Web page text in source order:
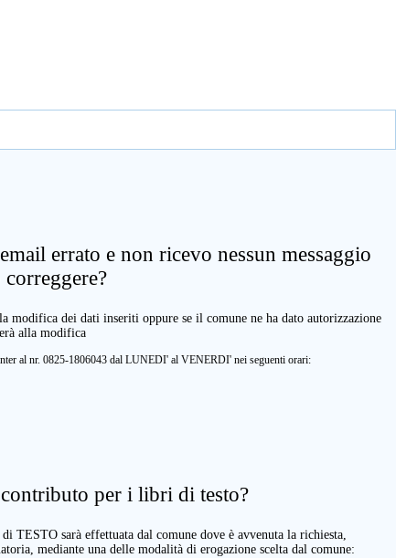
errato e non ricevo nessun messaggio
modifica dei dati inseriti oppure se il comune ne ha dato autorizzazione
alla modifica
al nr. 0825-1806043 dal LUNEDI' al VENERDI' nei seguenti orari:
per i libri di testo?
TESTO sarà effettuata dal comune dove è avvenuta la richiesta,
mediante una delle modalità di erogazione scelta dal comune: